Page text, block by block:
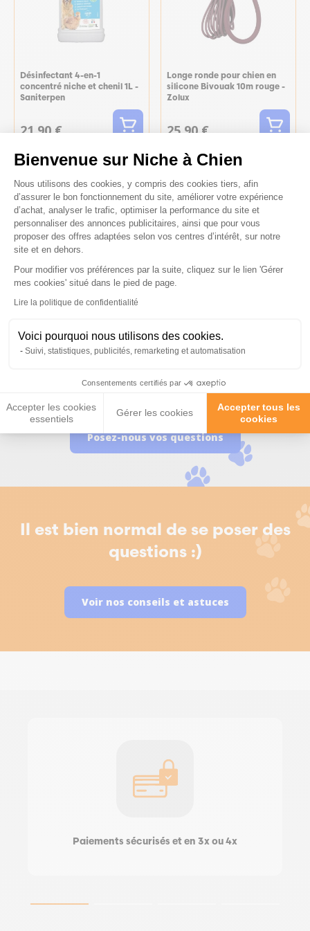
Bienvenue sur Niche à Chien
Plateforme de Gestion du
Nous utilisons des cookies, y compris des cookies tiers, afin
d’assurer le bon fonctionnement du site, améliorer votre expérience
d’achat, analyser le trafic, optimiser la performance du site et
personnaliser des annonces publicitaires, ainsi que pour vous
proposer des offres adaptées selon vos centres d’intérêt, sur notre
site et en dehors.
Pour modifier vos préférences par la suite, cliquez sur le lien 'Gérer
mes cookies' situé dans le pied de page.
Lire la politique de confidentialité
Voici pourquoi nous utilisons des cookies.
Suivi, statistiques, publicités, remarketing et automatisation
Consentements certifiés par
Accepter les cookies
essentiels
Gérer les cookies
Accepter tous les
cookies
Axeptio consent
Désinfectant 4-en-1
concentré niche et chenil 1L -
Saniterpen
21,90 €
Longe ronde pour chien en
silicone Bivouak 10m rouge -
Zolux
25,90 €
Les points forts
Caractéristiques
Conseils
Posez-nous vos questions
Il est bien normal de se poser des
questions :)
Voir nos conseils et astuces
Paiements sécurisés et en 3x ou 4x